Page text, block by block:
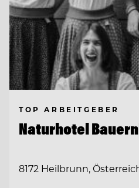
TOP ARBEITGEBER
Naturhotel
8172 Heilbrunn,